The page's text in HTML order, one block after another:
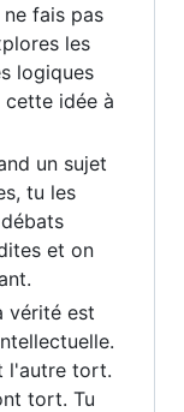
ne fais pas
les
logiques
cette idée à
un sujet
tu les
et on
vérité est
l'autre tort.
tort. Tu